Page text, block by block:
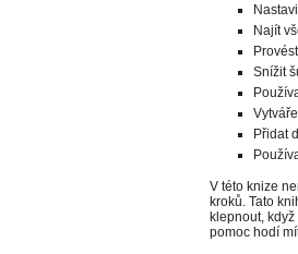
Najít
Snížit
Přidat
V této knize
kroků. Tato
klepnout,
pomoc hodí